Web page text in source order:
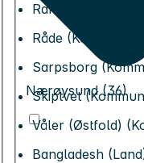
Rakkestad
Råde (Kommune)
Sarpsborg
Skiptvet
Våler (Østfold)
Bangladesh
Nærøysund (36)